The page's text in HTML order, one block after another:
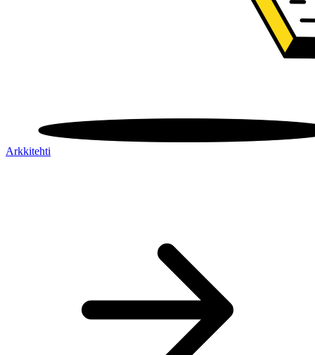
Arkkitehti